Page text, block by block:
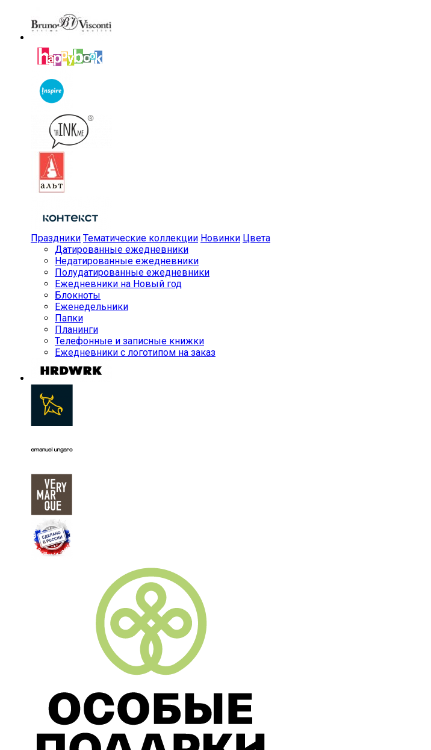
Праздники Тематические коллекции Новинки Цвета
Датированные ежедневники
Недатированные ежедневники
Полудатированные ежедневники
Ежедневники на Новый год
Блокноты
Еженедельники
Папки
Планинги
Телефонные и записные книжки
Ежедневники с логотипом на заказ